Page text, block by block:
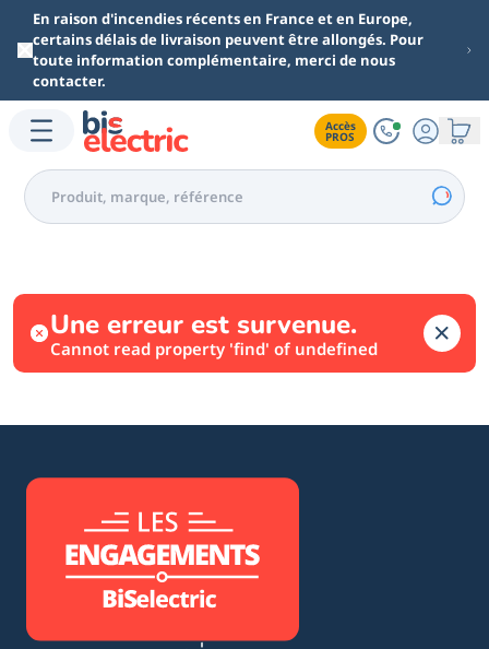
Aller au contenu principal
En raison d'incendies récents en France et en Europe,
certains délais de livraison peuvent être allongés. Pour
toute information complémentaire, merci de nous
contacter.
Accès
PROS
Une erreur est survenue.
Cannot read property 'find' of undefined